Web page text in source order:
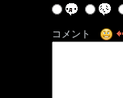
コメント